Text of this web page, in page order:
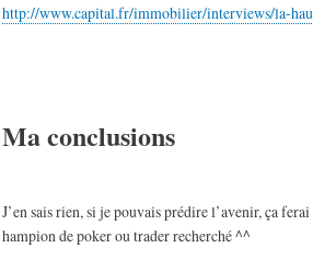
http://www.capital.fr/immobilier/interviews/la-
Ma conclusions
J’en sais rien, si je pouvais prédire l’avenir, ça
hampion de poker ou trader recherché ^^